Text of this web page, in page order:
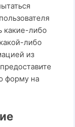
какие-либо
либо
из
форму на